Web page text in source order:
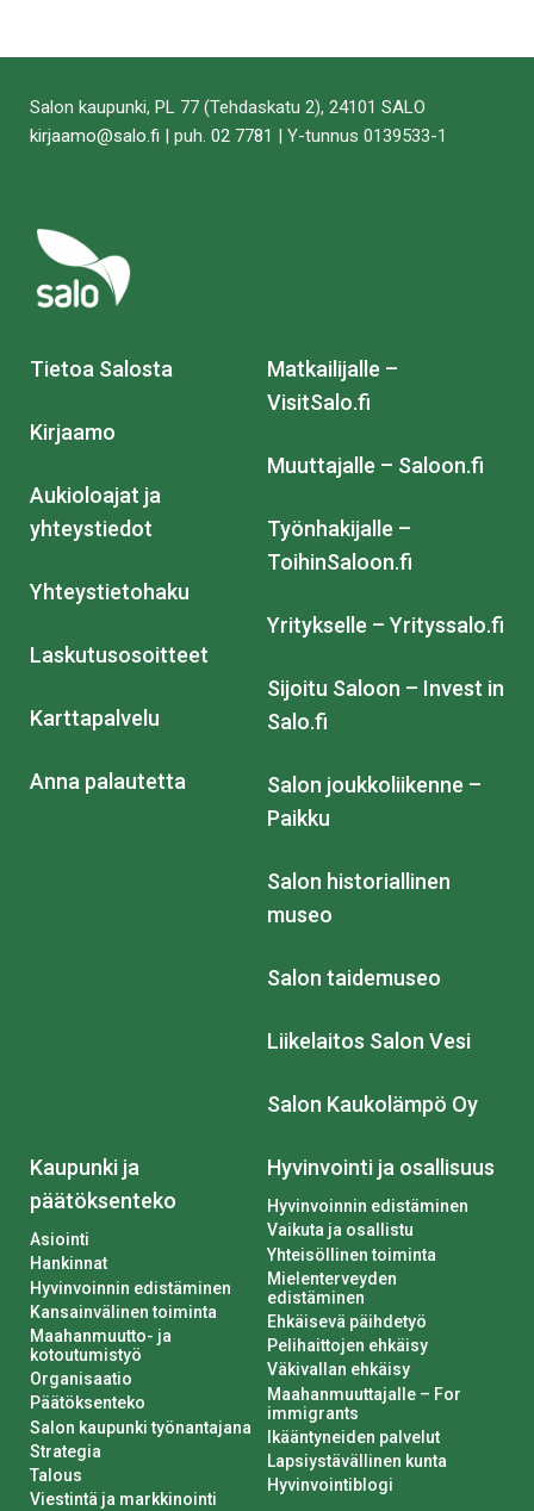
Salon kaupunki, PL 77 (Tehdaskatu 2), 24101 SALO
kirjaamo@salo.fi | puh. 02 7781 | Y-tunnus 0139533-1
Tietoa Salosta
Kirjaamo
Aukioloajat ja
yhteystiedot
Yhteystietohaku
Laskutusosoitteet
Karttapalvelu
Anna palautetta
Matkailijalle –
VisitSalo.fi
Muuttajalle – Saloon.fi
Työnhakijalle –
ToihinSaloon.fi
Yritykselle – Yrityssalo.fi
Sijoitu Saloon – Invest in
Salo.fi
Salon joukkoliikenne –
Paikku
Salon historiallinen
museo
Salon taidemuseo
Liikelaitos Salon Vesi
Salon Kaukolämpö Oy
Kaupunki ja
päätöksenteko
Asiointi
Hankinnat
Hyvinvoinnin edistäminen
Kansainvälinen toiminta
Maahanmuutto- ja
kotoutumistyö
Organisaatio
Päätöksenteko
Salon kaupunki työnantajana
Strategia
Talous
Viestintä ja markkinointi
Hyvinvointi ja osallisuus
Hyvinvoinnin edistäminen
Vaikuta ja osallistu
Yhteisöllinen toiminta
Mielenterveyden
edistäminen
Ehkäisevä päihdetyö
Pelihaittojen ehkäisy
Väkivallan ehkäisy
Maahanmuuttajalle – For
immigrants
Ikääntyneiden palvelut
Lapsiystävällinen kunta
Hyvinvointiblogi